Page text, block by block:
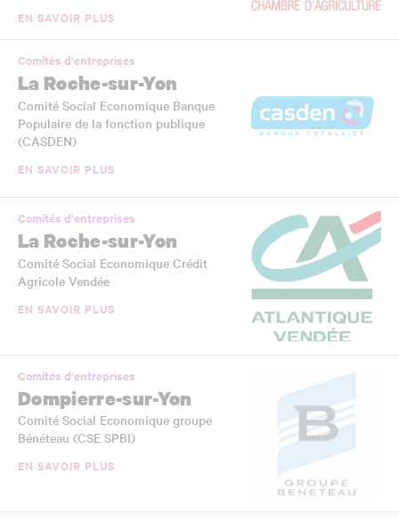
EN SAVOIR PLUS
Comités d'entreprises
La Roche-sur-Yon
Comité Social Economique Banque
Populaire de la fonction publique
(CASDEN)
EN SAVOIR PLUS
Comités d'entreprises
La Roche-sur-Yon
Comité Social Economique Crédit
Agricole Vendée
EN SAVOIR PLUS
Comités d'entreprises
Dompierre-sur-Yon
Comité Social Economique groupe
Bénéteau (CSE SPBI)
EN SAVOIR PLUS